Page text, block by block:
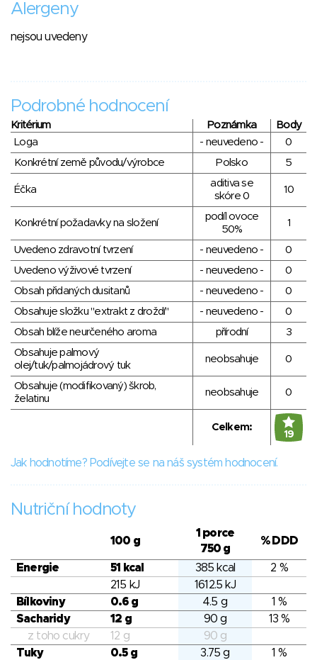
Alergeny
nejsou uvedeny
Podrobné hodnocení
Kritérium Poznámka
Body
Loga
- neuvedeno -
0
Konkrétní země původu/výrobce
Polsko 5
Éčka
aditiva se
skóre 0
10
Konkrétní požadavky na složení
podíl ovoce
50%
1
Uvedeno zdravotní tvrzení - neuvedeno -
0
Uvedeno výživové tvrzení
- neuvedeno -
0
Obsah přidaných dusitanů
- neuvedeno -
0
Obsahuje složku "extrakt z droždí"
- neuvedeno -
0
Obsah blíže neurčeného aroma
přírodní
3
Obsahuje palmový
olej/tuk/palmojádrový tuk
neobsahuje 0
Obsahuje (modifikovaný) škrob,
želatinu
neobsahuje 0
Celkem:
19
Jak hodnotíme? Podívejte se na náš systém hodnocení.
Nutriční hodnoty
100 g
1 porce
750 g
% DDD
Energie 51 kcal 385 kcal
2 %
215 kJ
1612.5 kJ
Bílkoviny
0.6 g 4.5 g
1 %
Sacharidy
12 g 90 g
13 %
z toho cukry
12 g
90 g
Tuky
0.5 g 3.75 g
1 %